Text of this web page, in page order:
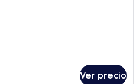
Ver precio